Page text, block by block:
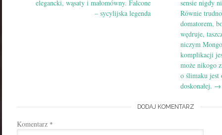
elegancki, wąsaty i małomówny. Falcone
– sycylijska legenda
sensie nigdy
Równie
domatorem,
wędruje,
niczym
komplikacji
może nikogo
o ślimaku jest
doskonałej. →
DODAJ KOMENTARZ
Komentarz *